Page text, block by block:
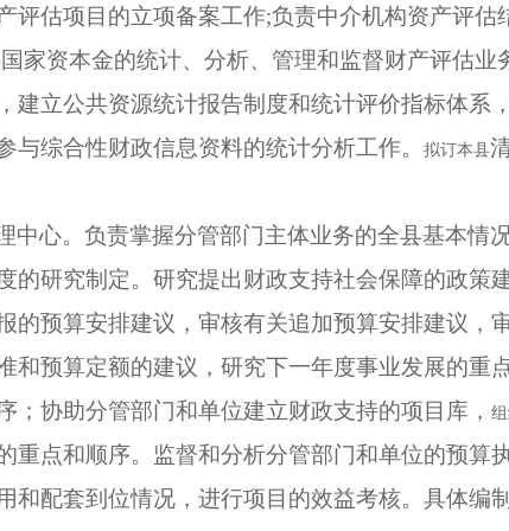
评估项目的立项备案工作;负责中介机构资产评估
家资本金的统计、分析、管理和监督财产评估
建立公共资源统计报告制度和统计评价指标体系
与综合性财政信息资料的统计分析工作。
拟订本县
中心。负责掌握分管部门主体业务的全县基本情
的研究制定。研究提出财政支持社会保障的政策
的预算安排建议，审核有关追加预算安排建议，
和预算定额的建议，研究下一年度事业发展的重
；协助分管部门和单位建立财政支持的项目库，
重点和顺序。监督和分析分管部门和单位的预算
和配套到位情况，进行项目的效益考核。具体编